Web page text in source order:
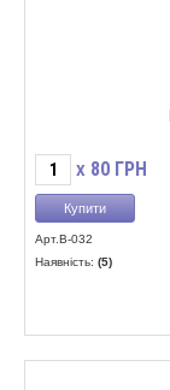
X 80 ГРН
Арт.B-032
Наявність: (5)